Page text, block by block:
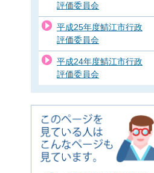
評価委員会
平成25年度鯖江市行政
評価委員会
平成24年度鯖江市行政
評価委員会